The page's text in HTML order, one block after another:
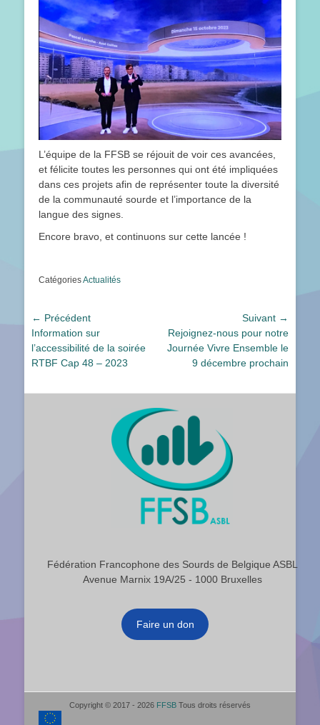
L’équipe de la FFSB se réjouit de voir ces avancées,
et félicite toutes les personnes qui ont été impliquées
dans ces projets afin de représenter toute la diversité
de la communauté sourde et l’importance de la
langue des signes.
Encore bravo, et continuons sur cette lancée !
CatégoriesActualités
Navigation
de
l’article
← Précédent
Article
précédent :
Information sur
l’accessibilité de la soirée
RTBF Cap 48 – 2023
Suivant →
Article
suivant :
Rejoignez-nous pour notre
Journée Vivre Ensemble le
9 décembre prochain
Fédération Francophone des Sourds de Belgique ASBL
Avenue Marnix 19A/25 - 1000 Bruxelles
Faire un don
Copyright © 2017 - 2026 FFSB Tous droits réservés